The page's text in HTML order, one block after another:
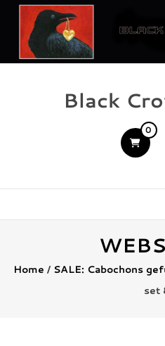
inhoud
Black
0
Home / SALE: Cabochons
set